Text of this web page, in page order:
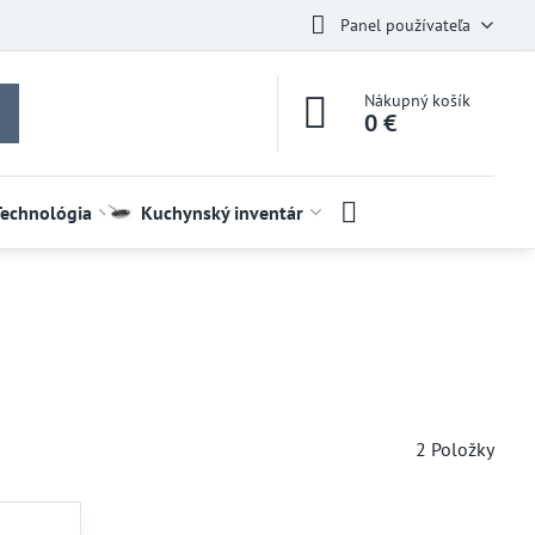
Panel používateľa
Nákupný košík
0 €
Kuchynský inventár
2 Položky